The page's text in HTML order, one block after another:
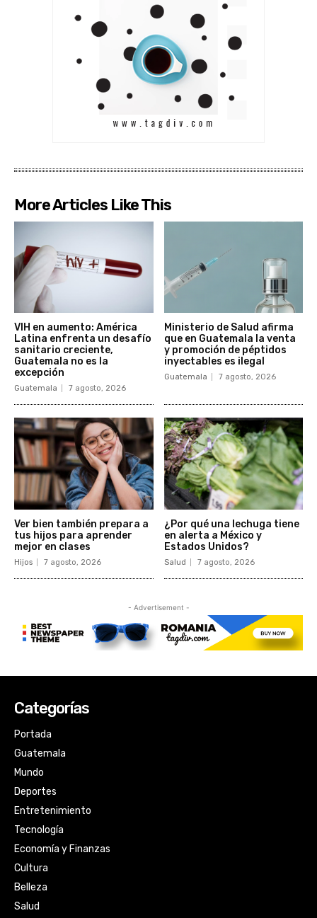
Categorías
Portada
Guatemala
Mundo
Deportes
Entretenimiento
Tecnología
Economía y Finanzas
Cultura
Belleza
Salud